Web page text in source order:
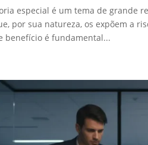
especial é um tema de grande
por sua natureza, os expõem a
benefício é fundamental...